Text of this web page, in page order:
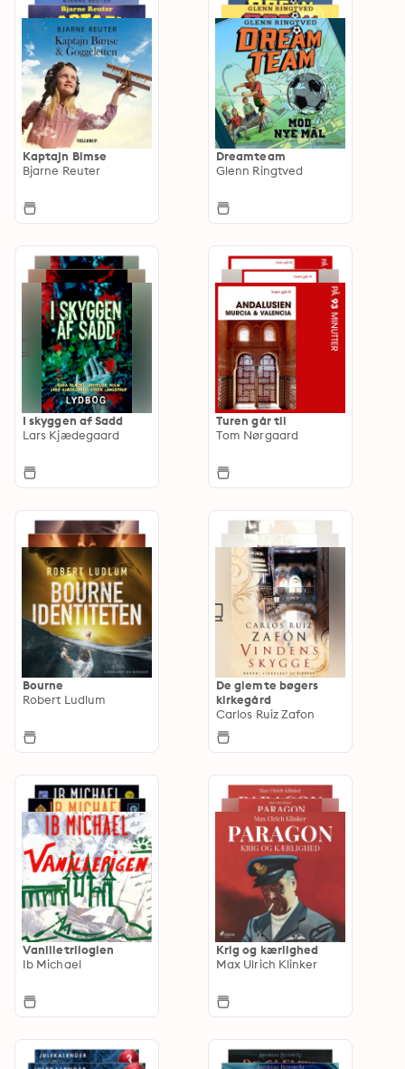
Kaptajn Bimse
Bjarne Reuter
Dreamteam
Glenn Ringtved
I skyggen af Sadd
Lars Kjædegaard
Turen går til
Tom Nørgaard
Bourne
Robert Ludlum
De glemte bøgers
kirkegård
Carlos Ruiz Zafon
Vanilletrilogien
Ib Michael
Krig og kærlighed
Max Ulrich Klinker